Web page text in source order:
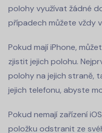
polohy využívat žádné
případech můžete vždy
Pokud mají iPhone,
zjistit jejich polohu.
polohy na jejich straně,
jejich telefonu, abyste
Pokud nemají zařízení
položku odstranit ze